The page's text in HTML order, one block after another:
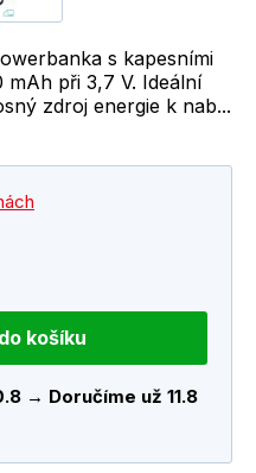
s kapesními
při 3,7 V. Ideální
zdroj energie k nab...
košíku
→ Doručíme už 11.8